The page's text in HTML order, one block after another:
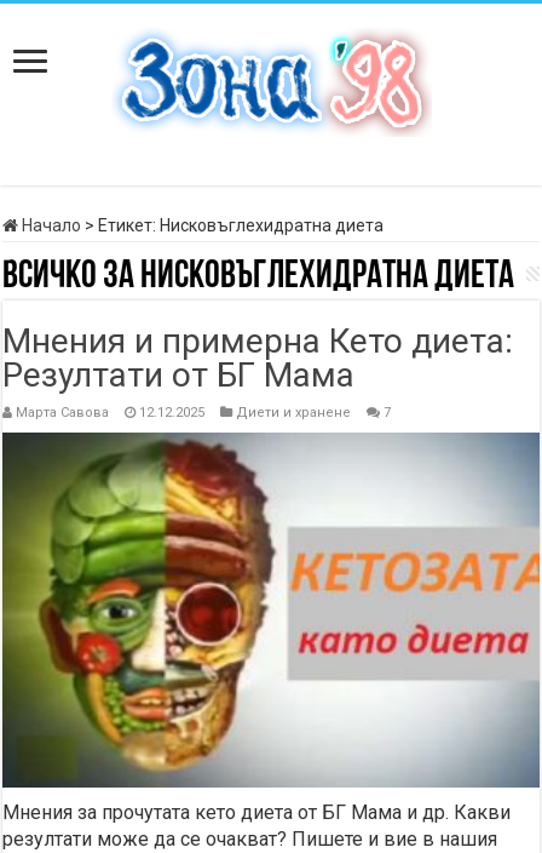
Начало > Етикет: Нисковъглехидратна диета
Всичко заНисковъглехидратна диета
Мнения и примерна Кето диета:
Резултати от БГ Мама
Марта Савова 12.12.2025 Диети и хранене 7
Мнения за прочутата кето диета от БГ Мама и др. Какви
резултати може да се очакват? Пишете и вие в нашия